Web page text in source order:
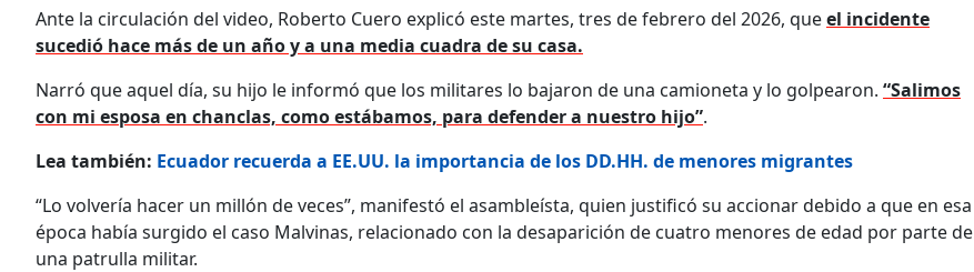
Ante la circulación del video, Roberto Cuero explicó este martes, tres de febrero del 2026, queel incidente
sucedió hace más de un año y a una media cuadra de su casa.
Narró que aquel día, su hijo le informó que los militares lo bajaron de una camioneta y lo golpearon. “Salimos
con mi esposa en chanclas, como estábamos, para defender a nuestro hijo”.
Lea también: Ecuador recuerda a EE.UU. la importancia de los DD.HH. de menores migrantes
“Lo volvería hacer un millón de veces”, manifestó el asambleísta, quien justificó su accionar debido a que en esa
época había surgido el caso Malvinas, relacionado con la desaparición de cuatro menores de edad por parte de
una patrulla militar.